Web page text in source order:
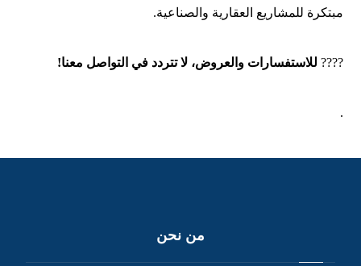
مبتكرة للمشاريع العقارية والصناعية.
???? للاستفسارات والعروض، لا تتردد في التواصل معنا!
.
من نحن